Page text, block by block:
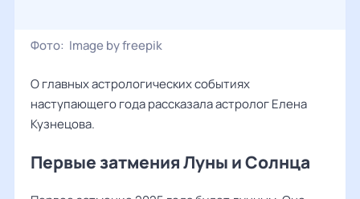
Фото: Image by freepik
О главных астрологических событиях
наступающего года рассказала астрологЕлена
Кузнецова.
Первые затмения Луны и Солнца